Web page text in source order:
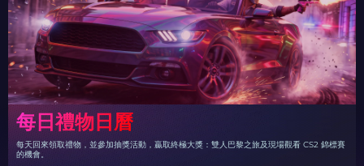
每日禮物日曆
每天回來領取禮物，並參加抽獎活動，贏取終極大獎：雙人巴黎之旅及現場觀看 CS2 錦標賽
的機會。